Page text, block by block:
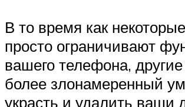
В то время как
просто ограничивают
вашего телефона,
более злонамеренный
украсть и удалить ваши